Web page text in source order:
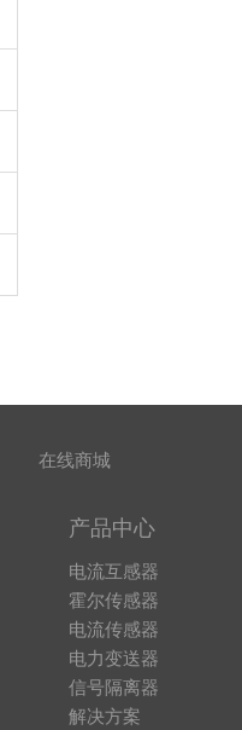
在线商城
产品中心
电流互感器
霍尔传感器
电流传感器
电力变送器
信号隔离器
解决方案